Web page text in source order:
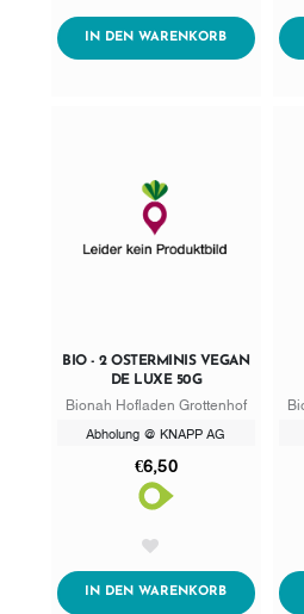
IN DEN WARENKORBADDTOCART
BIO - 2 OSTERMINIS VEGAN
DE LUXE 50G
Bionah Hofladen Grottenhof
Abholung @ KNAPP AG
€6,50
IN DEN WARENKORBADDTOCART